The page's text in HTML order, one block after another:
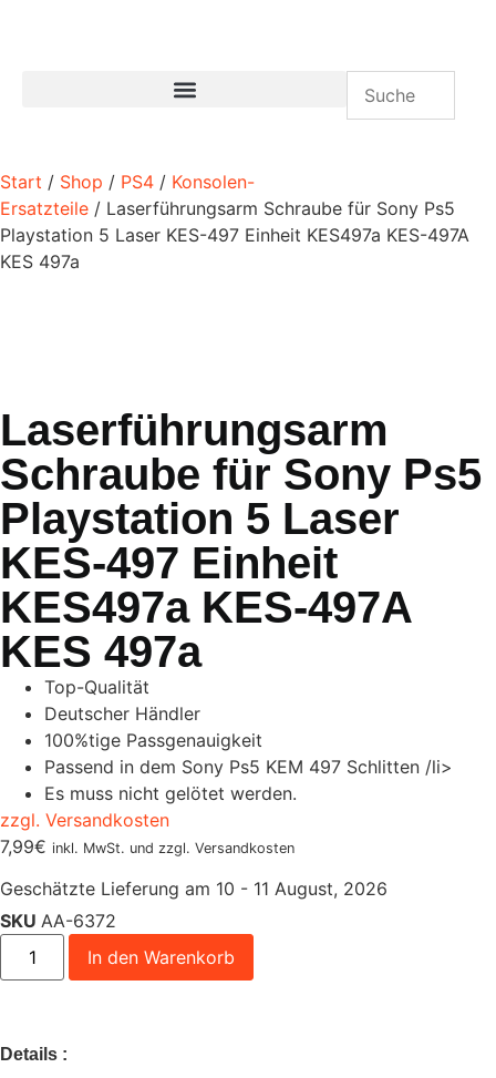
Start / Shop / PS4 / Konsolen-
Ersatzteile / Laserführungsarm Schraube für Sony Ps5
Playstation 5 Laser KES-497 Einheit KES497a KES-497A
KES 497a
Laserführungsarm
Schraube für Sony Ps5
Playstation 5 Laser
KES-497 Einheit
KES497a KES-497A
KES 497a
Top-Qualität
Deutscher Händler
100%tige Passgenauigkeit
Passend in dem Sony Ps5 KEM 497 Schlitten /li>
Es muss nicht gelötet werden.
zzgl. Versandkosten
7,99€ inkl. MwSt. und zzgl. Versandkosten
Geschätzte Lieferung am 10 - 11 August, 2026
SKU AA-6372
In den Warenkorb
Details :